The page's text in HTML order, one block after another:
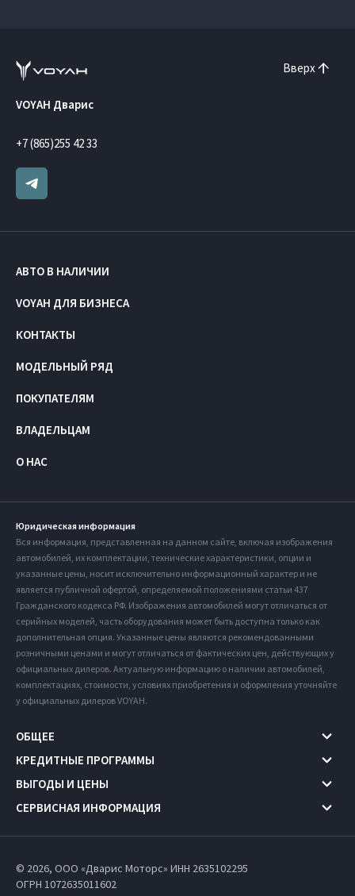
Вверх
VOYAH Дварис
+7 (865)255 42 33
АВТО В НАЛИЧИИ
VOYAH ДЛЯ БИЗНЕСА
КОНТАКТЫ
МОДЕЛЬНЫЙ РЯД
ПОКУПАТЕЛЯМ
ВЛАДЕЛЬЦАМ
О НАС
Юридическая информация
Вся информация, представленная на данном сайте, включая изображения
автомобилей, их комплектации, технические характеристики, опции и
указанные цены, носит исключительно информационный характер и не
является публичной офертой, определяемой положениями статьи 437
Гражданского кодекса РФ. Изображения автомобилей могут отличаться от
серийных моделей, часть оборудования может быть доступна только как
дополнительная опция. Указанные цены являются рекомендованными
розничными ценами и могут отличаться от фактических цен, действующих у
официальных дилеров. Актуальную информацию о наличии автомобилей,
комплектациях, стоимости, условиях приобретения и оформления уточняйте
у официальных дилеров VOYAH.
ОБЩЕЕ
КРЕДИТНЫЕ ПРОГРАММЫ
ВЫГОДЫ И ЦЕНЫ
СЕРВИСНАЯ ИНФОРМАЦИЯ
© 2026, ООО «Дварис Моторс» ИНН 2635102295
ОГРН 1072635011602